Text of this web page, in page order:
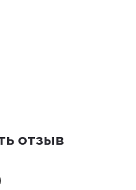
отзыв